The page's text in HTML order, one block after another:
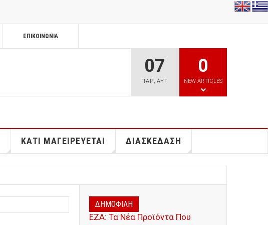
ΕΠΙΚΟΙΝΩΝΊΑ
07
ΠΑΡ,ΑΥΓ
0
NEW ARTICLES
ΚΑΤΙ ΜΑΓΕΙΡΕΥΕΤΑΙ ΔΙΑΣΚΕΔΑΣΗ
ΔΗΜΟΦΙΛΗ
ΕΖΑ: Τα Νέα Προϊόντα Που